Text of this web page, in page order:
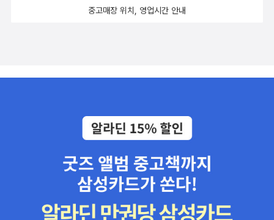
중고매장 위치, 영업시간 안내